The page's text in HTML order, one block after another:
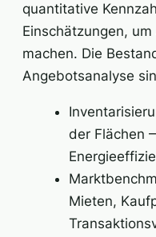
quantitative
Einschätzungen,
machen. Die
Angebotsanalyse
der Flächen
Mieten,